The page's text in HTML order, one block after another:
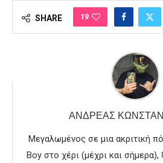
SHARE 19
ΑΝΔΡΈΑΣ
Μεγαλωμένος σε μια ακριτική
Boy στο χέρι (μέχρι και